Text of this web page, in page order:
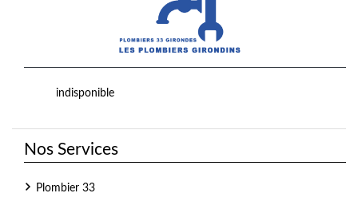
indisponible
Nos Services
Plombier 33